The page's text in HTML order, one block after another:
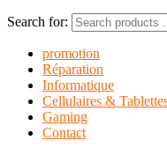
Search for:
promotion
Réparation
Informatique
Cellulaires &
Gaming
Contact